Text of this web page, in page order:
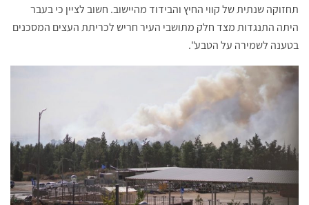
תחזוקה שנתית של קווי החיץ והבידוד מהיישוב. חשוב לציין כי בעבר
היתה התנגדות מצד חלק מתושבי העיר חריש לכריתת העצים המסכנים
בטענה לשמירה על הטבע".